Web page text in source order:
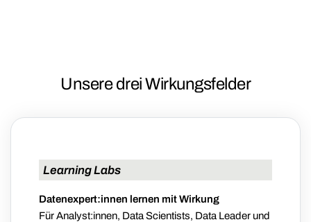
Unsere drei Wirkungsfelder
Learning Labs
Datenexpert:innen lernen mit Wirkung
Für Analyst:innen, Data Scientists, Data Leader und